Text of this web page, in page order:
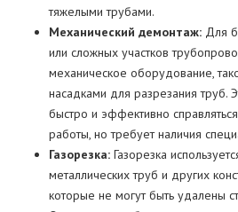
тяжелыми трубами.
Механический демонтаж: Для
или сложных участков
механическое оборудование,
насадками для разрезания труб.
быстро и эффективно
работы, но требует наличия
Газорезка: Газорезка
металлических труб и других
которые не могут быть удалены